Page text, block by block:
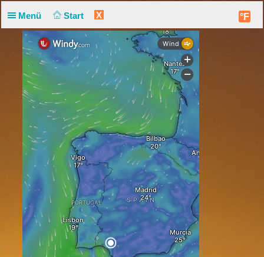
Menü Start X °F